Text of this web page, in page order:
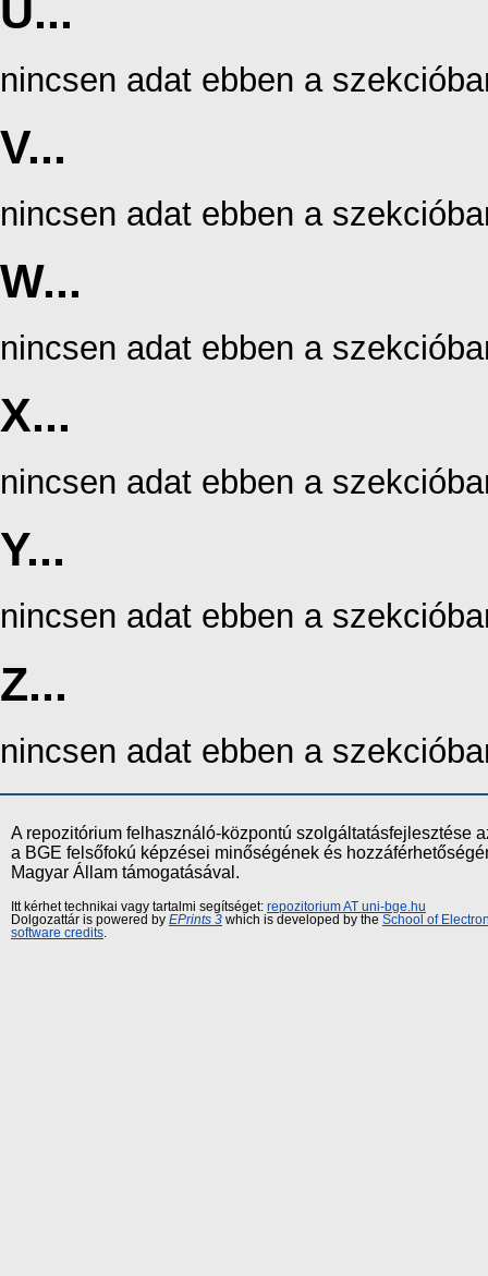
U...
nincsen adat ebben a
V...
nincsen adat ebben a
W...
nincsen adat ebben a
X...
nincsen adat ebben a
Y...
nincsen adat ebben a
Z...
nincsen adat ebben a
A repozitórium felhasználó-központú szolgáltatásfejlesztése
a BGE felsőfokú képzései minőségének és
Magyar Állam támogatásával.
Itt kérhet technikai vagy tartalmi segítséget: repozitorium AT uni-bge.hu
Dolgozattár is powered by EPrints 3 which is developed by the School of
software credits